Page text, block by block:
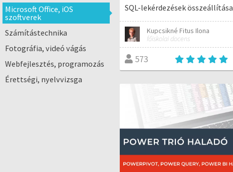
Microsoft Office, iOS
szoftverek
Számítástechnika
Fotográfia, videó vágás
Webfejlesztés, programozás
Érettségi, nyelvvizsga
SQL-lekérdezések összeállítása
Kupcsikné Fitus Ilona
főiskolai docens
573